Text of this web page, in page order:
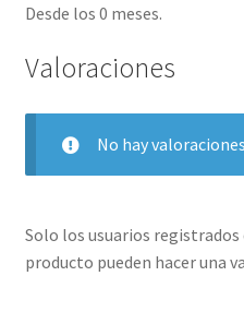
Desde los 0 meses.
Valoraciones
No hay
Solo los usuarios
producto pueden hacer una